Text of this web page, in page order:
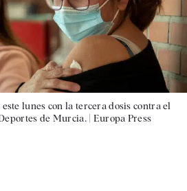
lunes con la tercera dosis contra el
de Murcia. | Europa Press